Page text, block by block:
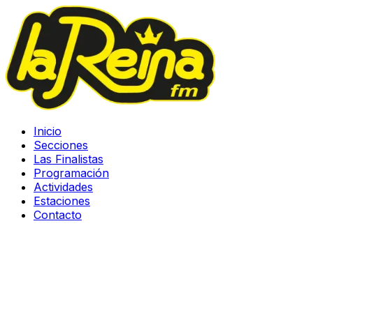
Inicio
Secciones
Las Finalistas
Programación
Actividades
Estaciones
Contacto